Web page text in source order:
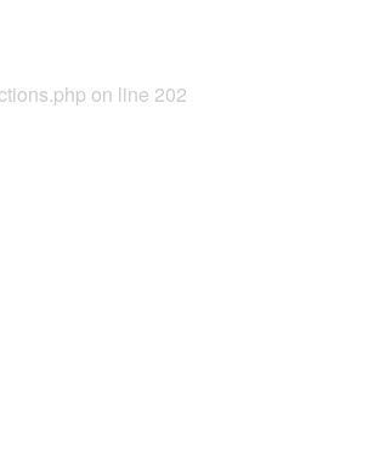
on line 202